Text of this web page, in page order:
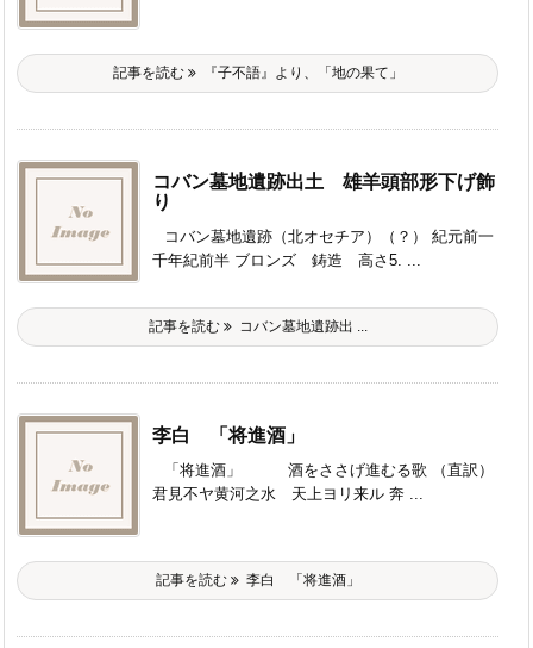
記事を読む 『子不語』より、「地の果て」
コバン墓地遺跡出土 雄羊頭部形下げ飾
り
コバン墓地遺跡（北オセチア）（？） 紀元前一
千年紀前半 ブロンズ 鋳造 高さ5. ...
記事を読む コバン墓地遺跡出 ...
李白 「将進酒」
「将進酒」 酒をささげ進むる歌 （直訳）
君見不ヤ黄河之水 天上ヨリ来ル 奔 ...
記事を読む 李白 「将進酒」